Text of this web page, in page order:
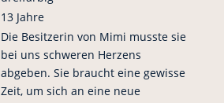
13 Jahre
Die Besitzerin von Mimi musste sie
bei uns schweren Herzens
abgeben. Sie braucht eine gewisse
Zeit, um sich an eine neue